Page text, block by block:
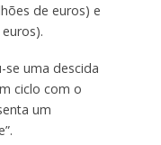
de euros) e
se uma descida
ciclo com o
um